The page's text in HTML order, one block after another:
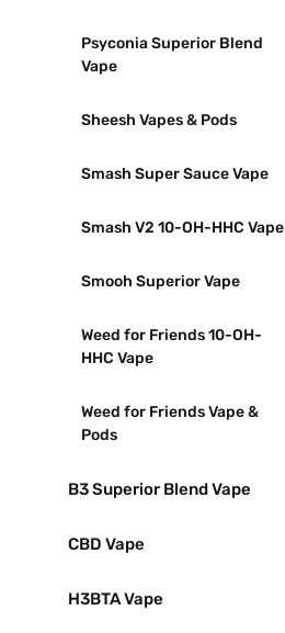
Psyconia Superior Blend
Vape
Sheesh Vapes & Pods
Smash Super Sauce Vape
Smash V2 10-OH-HHC Vape
Smooh Superior Vape
Weed for Friends 10-OH-
HHC Vape
Weed for Friends Vape &
Pods
B3 Superior Blend Vape
CBD Vape
H3BTA Vape